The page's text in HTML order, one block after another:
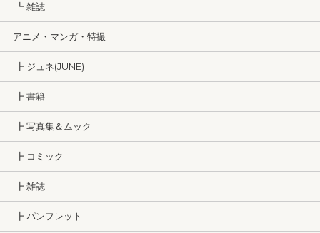
┗ 雑誌
アニメ・マンガ・特撮
┣ ジュネ(JUNE)
┣ 書籍
┣ 写真集＆ムック
┣ コミック
┣ 雑誌
┣ パンフレット